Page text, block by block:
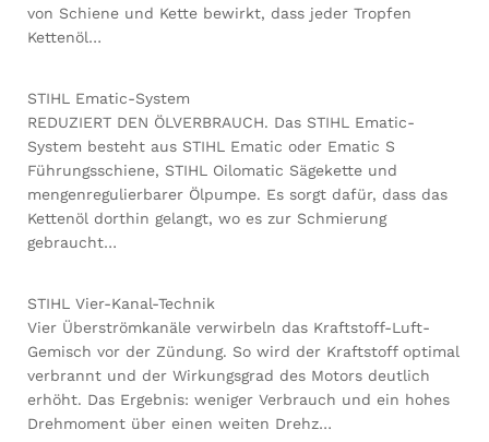
von Schiene und Kette bewirkt, dass jeder Tropfen
Kettenöl…
STIHL Ematic-System
REDUZIERT DEN ÖLVERBRAUCH. Das STIHL Ematic-
System besteht aus STIHL Ematic oder Ematic S
Führungsschiene, STIHL Oilomatic Sägekette und
mengenregulierbarer Ölpumpe. Es sorgt dafür, dass das
Kettenöl dorthin gelangt, wo es zur Schmierung
gebraucht…
STIHL Vier-Kanal-Technik
Vier Überströmkanäle verwirbeln das Kraftstoff-Luft-
Gemisch vor der Zündung. So wird der Kraftstoff optimal
verbrannt und der Wirkungsgrad des Motors deutlich
erhöht. Das Ergebnis: weniger Verbrauch und ein hohes
Drehmoment über einen weiten Drehz…